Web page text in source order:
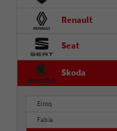
Renault
Seat
Skoda
Elroq
Fabia